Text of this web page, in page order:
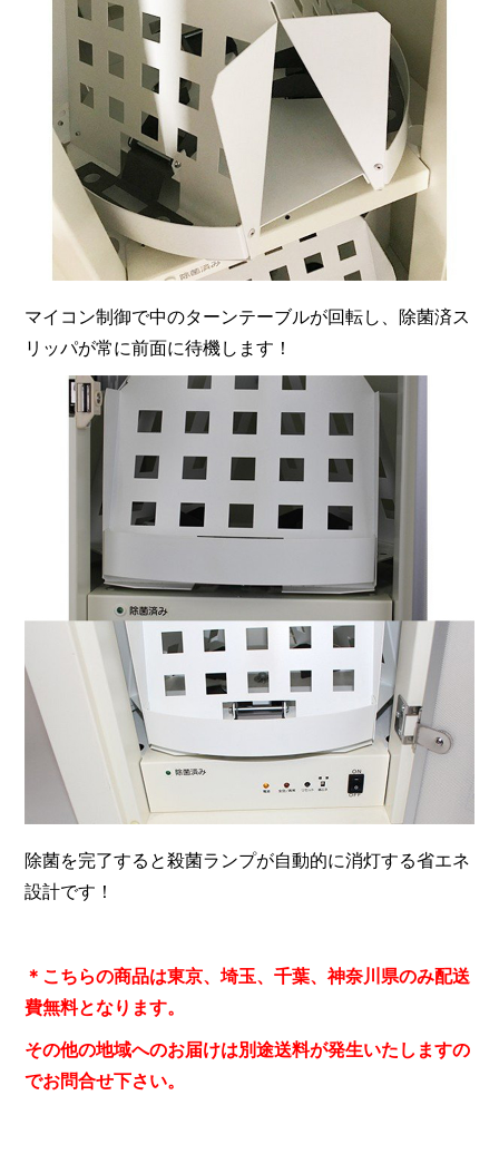
マイコン制御で中のターンテーブルが回転し、除菌済ス
リッパが常に前面に待機します！
除菌を完了すると殺菌ランプが自動的に消灯する省エネ
設計です！
＊こちらの商品は東京、埼玉、千葉、神奈川県のみ配送
費無料となります。
その他の地域へのお届けは別途送料が発生いたしますの
でお問合せ下さい。